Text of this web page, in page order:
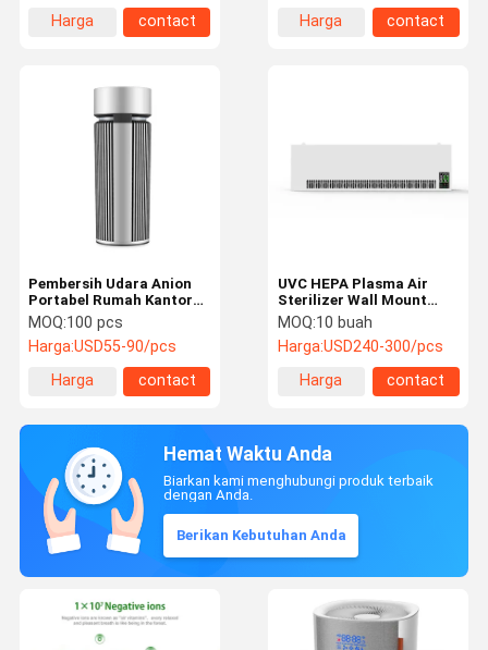
Harga
contact
Harga
contact
Pembersih Udara Anion
Portabel Rumah Kantor
Menghilangkan Jamur
Dengan Sinar UVC
MOQ:100 pcs
Harga:USD55-90/pcs
Harga
contact
UVC HEPA Plasma Air
Sterilizer Wall Mount
Pembersih Udara WIFI
Cerdas
MOQ:10 buah
Harga:USD240-300/pcs
Harga
contact
Hemat Waktu Anda
Biarkan kami menghubungi produk terbaik
dengan Anda.
Berikan Kebutuhan Anda